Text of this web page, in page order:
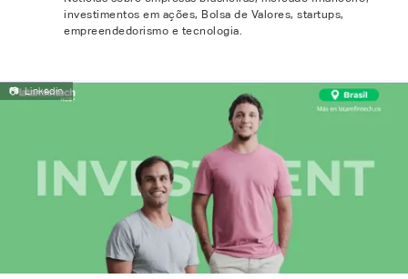
investimentos em ações, Bolsa de Valores, startups,
empreendedorismo e tecnologia.
📷 Linkedin